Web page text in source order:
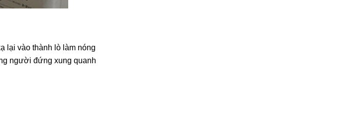
lại vào thành lò làm nóng
người đứng xung quanh